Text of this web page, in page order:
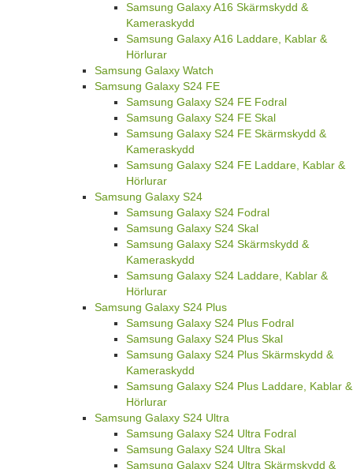
Samsung Galaxy A16 Skärmskydd &
Kameraskydd
Samsung Galaxy A16 Laddare, Kablar &
Hörlurar
Samsung Galaxy Watch
Samsung Galaxy S24 FE
Samsung Galaxy S24 FE Fodral
Samsung Galaxy S24 FE Skal
Samsung Galaxy S24 FE Skärmskydd &
Kameraskydd
Samsung Galaxy S24 FE Laddare, Kablar &
Hörlurar
Samsung Galaxy S24
Samsung Galaxy S24 Fodral
Samsung Galaxy S24 Skal
Samsung Galaxy S24 Skärmskydd &
Kameraskydd
Samsung Galaxy S24 Laddare, Kablar &
Hörlurar
Samsung Galaxy S24 Plus
Samsung Galaxy S24 Plus Fodral
Samsung Galaxy S24 Plus Skal
Samsung Galaxy S24 Plus Skärmskydd &
Kameraskydd
Samsung Galaxy S24 Plus Laddare, Kablar &
Hörlurar
Samsung Galaxy S24 Ultra
Samsung Galaxy S24 Ultra Fodral
Samsung Galaxy S24 Ultra Skal
Samsung Galaxy S24 Ultra Skärmskydd &